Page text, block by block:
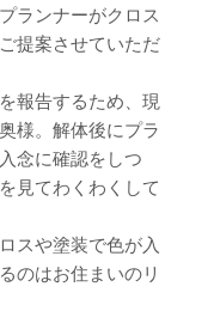
ランナーがクロス
提案させていただ
報告するため、現
様。解体後にプラ
念に確認をしつ
見てわくわくして
スや塗装で色が入
のはお住まいのリ